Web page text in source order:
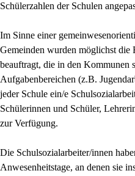
Schülerzahlen der Schulen
Im Sinne einer
Gemeinden wurden möglichst die
beauftragt, die in den Kommunen
Aufgabenbereichen (z.B.
jeder Schule ein/e
Schülerinnen und Schüler,
zur Verfügung.
Die Schulsozialarbeiter/innen
Anwesenheitstage, an denen sie